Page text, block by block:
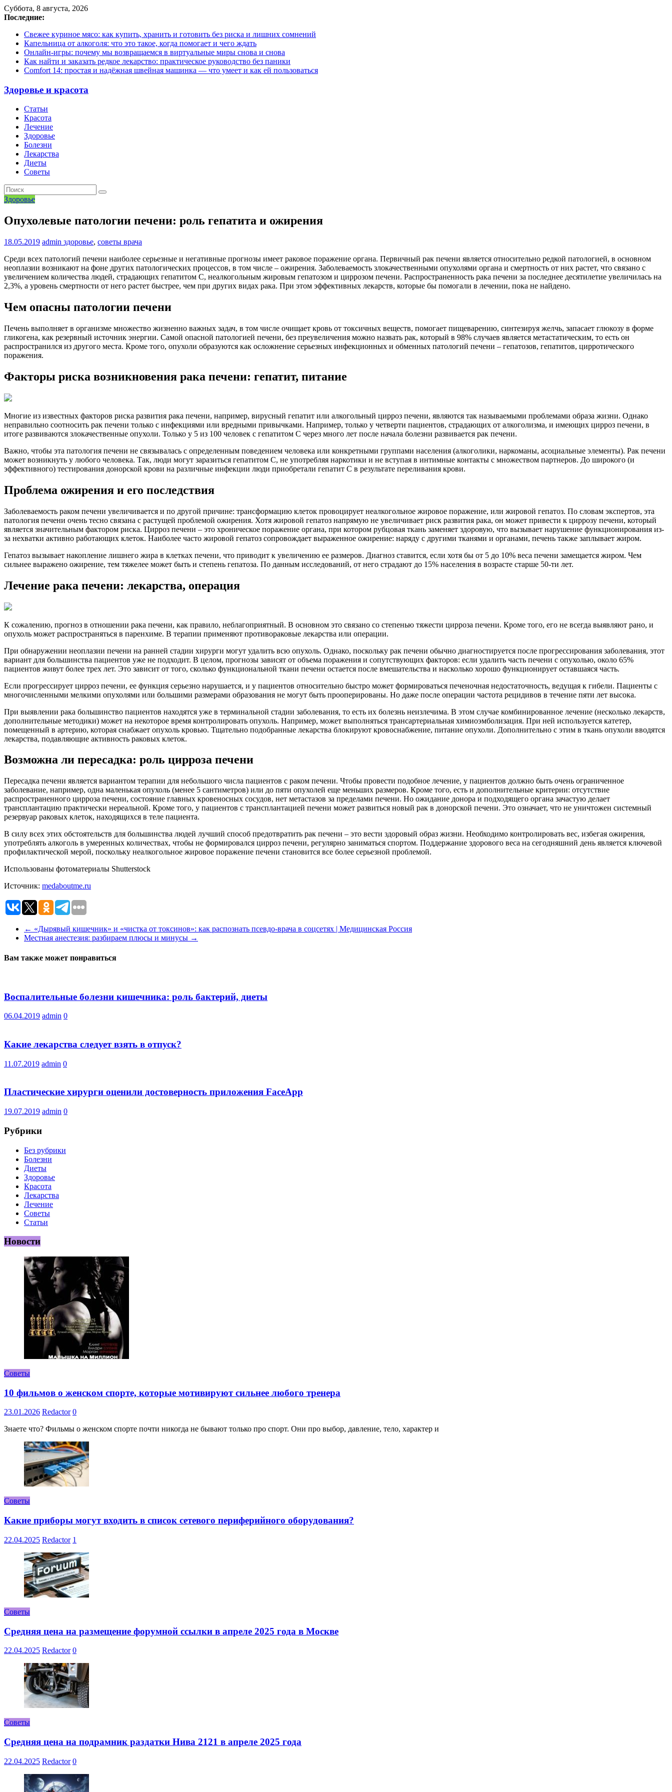
Суббота, 8 августа, 2026
Последние:
Свежее куриное мясо: как купить, хранить и готовить без риска и лишних сомнений
Капельница от алкоголя: что это такое, когда помогает и чего ждать
Онлайн-игры: почему мы возвращаемся в виртуальные миры снова и снова
Как найти и заказать редкое лекарство: практическое руководство без паники
Comfort 14: простая и надёжная швейная машинка — что умеет и как ей пользоваться
Здоровье и красота
Статьи
Красота
Лечение
Здоровье
Болезни
Лекарства
Диеты
Советы
Здоровье
Опухолевые патологии печени: роль гепатита и ожирения
18.05.2019 admin здоровье, советы врача
Среди всех патологий печени наиболее серьезные и негативные прогнозы имеет раковое поражение органа. Первичный рак печени является относительно редкой патологией, в основном
неоплазии возникают на фоне других патологических процессов, в том числе – ожирения. Заболеваемость злокачественными опухолями органа и смертность от них растет, что связано с
увеличением количества людей, страдающих гепатитом С, неалкогольным жировым гепатозом и циррозом печени. Распространенность рака печени за последнее десятилетие увеличилась на
2,3%, а уровень смертности от него растет быстрее, чем при других видах рака. При этом эффективных лекарств, которые бы помогали в лечении, пока не найдено.
Чем опасны патологии печени
Печень выполняет в организме множество жизненно важных задач, в том числе очищает кровь от токсичных веществ, помогает пищеварению, синтезируя желчь, запасает глюкозу в форме
гликогена, как резервный источник энергии. Самой опасной патологией печени, без преувеличения можно назвать рак, который в 98% случаев является метастатическим, то есть он
распространился из другого места. Кроме того, опухоли образуются как осложнение серьезных инфекционных и обменных патологий печени – гепатозов, гепатитов, цирротического
поражения.
Факторы риска возникновения рака печени: гепатит, питание
Многие из известных факторов риска развития рака печени, например, вирусный гепатит или алкогольный цирроз печени, являются так называемыми проблемами образа жизни. Однако
неправильно соотносить рак печени только с инфекциями или вредными привычками. Например, только у четверти пациентов, страдающих от алкоголизма, и имеющих цирроз печени, в
итоге развиваются злокачественные опухоли. Только у 5 из 100 человек с гепатитом С через много лет после начала болезни развивается рак печени.
Важно, чтобы эта патология печени не связывалась с определенным поведением человека или конкретными группами населения (алкоголики, наркоманы, асоциальные элементы). Рак печени
может возникнуть у любого человека. Так, люди могут заразиться гепатитом С, не употребляя наркотики и не вступая в интимные контакты с множеством партнеров. До широкого (и
эффективного) тестирования донорской крови на различные инфекции люди приобретали гепатит С в результате переливания крови.
Проблема ожирения и его последствия
Заболеваемость раком печени увеличивается и по другой причине: трансформацию клеток провоцирует неалкогольное жировое поражение, или жировой гепатоз. По словам экспертов, эта
патология печени очень тесно связана с растущей проблемой ожирения. Хотя жировой гепатоз напрямую не увеличивает риск развития рака, он может привести к циррозу печени, который
является значительным фактором риска. Цирроз печени – это хроническое поражение органа, при котором рубцовая ткань заменяет здоровую, что вызывает нарушение функционирования из-
за нехватки активно работающих клеток. Наиболее часто жировой гепатоз сопровождает выраженное ожирение: наряду с другими тканями и органами, печень также заплывает жиром.
Гепатоз вызывает накопление лишнего жира в клетках печени, что приводит к увеличению ее размеров. Диагноз ставится, если хотя бы от 5 до 10% веса печени замещается жиром. Чем
сильнее выражено ожирение, тем тяжелее может быть и степень гепатоза. По данным исследований, от него страдают до 15% населения в возрасте старше 50-ти лет.
Лечение рака печени: лекарства, операция
К сожалению, прогноз в отношении рака печени, как правило, неблагоприятный. В основном это связано со степенью тяжести цирроза печени. Кроме того, его не всегда выявляют рано, и
опухоль может распространяться в паренхиме. В терапии применяют противораковые лекарства или операции.
При обнаружении неоплазии печени на ранней стадии хирурги могут удалить всю опухоль. Однако, поскольку рак печени обычно диагностируется после прогрессирования заболевания, этот
вариант для большинства пациентов уже не подходит. В целом, прогнозы зависят от объема поражения и сопутствующих факторов: если удалить часть печени с опухолью, около 65%
пациентов живут более трех лет. Это зависит от того, сколько функциональной ткани печени остается после вмешательства и насколько хорошо функционирует оставшаяся часть.
Если прогрессирует цирроз печени, ее функция серьезно нарушается, и у пациентов относительно быстро может формироваться печеночная недостаточность, ведущая к гибели. Пациенты с
многочисленными мелкими опухолями или большими размерами образования не могут быть прооперированы. Но даже после операции частота рецидивов в течение пяти лет высока.
При выявлении рака большинство пациентов находятся уже в терминальной стадии заболевания, то есть их болезнь неизлечима. В этом случае комбинированное лечение (несколько лекарств,
дополнительные методики) может на некоторое время контролировать опухоль. Например, может выполняться трансартериальная химиоэмболизация. При ней используется катетер,
помещенный в артерию, которая снабжает опухоль кровью. Тщательно подобранные лекарства блокируют кровоснабжение, питание опухоли. Дополнительно с этим в ткань опухоли вводятся
лекарства, подавляющие активность раковых клеток.
Возможна ли пересадка: роль цирроза печени
Пересадка печени является вариантом терапии для небольшого числа пациентов с раком печени. Чтобы провести подобное лечение, у пациентов должно быть очень ограниченное
заболевание, например, одна маленькая опухоль (менее 5 сантиметров) или до пяти опухолей еще меньших размеров. Кроме того, есть и дополнительные критерии: отсутствие
распространенного цирроза печени, состояние главных кровеносных сосудов, нет метастазов за пределами печени. Но ожидание донора и подходящего органа зачастую делает
трансплантацию практически нереальной. Кроме того, у пациентов с трансплантацией печени может развиться новый рак в донорской печени. Это означает, что не уничтожен системный
резервуар раковых клеток, находящихся в теле пациента.
В силу всех этих обстоятельств для большинства людей лучший способ предотвратить рак печени – это вести здоровый образ жизни. Необходимо контролировать вес, избегая ожирения,
употреблять алкоголь в умеренных количествах, чтобы не формировался цирроз печени, регулярно заниматься спортом. Поддержание здорового веса на сегодняшний день является ключевой
профилактической мерой, поскольку неалкогольное жировое поражение печени становится все более серьезной проблемой.
Использованы фотоматериалы Shutterstock
Источник: medaboutme.ru
← «Дырявый кишечник» и «чистка от токсинов»: как распознать псевдо-врача в соцсетях | Медицинская Россия
Местная анестезия: разбираем плюсы и минусы →
Вам также может понравиться
Воспалительные болезни кишечника: роль бактерий, диеты
06.04.2019 admin 0
Какие лекарства следует взять в отпуск?
11.07.2019 admin 0
Пластические хирурги оценили достоверность приложения FaceApp
19.07.2019 admin 0
Рубрики
Без рубрики
Болезни
Диеты
Здоровье
Красота
Лекарства
Лечение
Советы
Статьи
Новости
Советы
10 фильмов о женском спорте, которые мотивируют сильнее любого тренера
23.01.2026 Redactor 0
Знаете что? Фильмы о женском спорте почти никогда не бывают только про спорт. Они про выбор, давление, тело, характер и
Советы
Какие приборы могут входить в список сетевого периферийного оборудования?
22.04.2025 Redactor 1
Советы
Средняя цена на размещение форумной ссылки в апреле 2025 года в Москве
22.04.2025 Redactor 0
Советы
Средняя цена на подрамник раздатки Нива 2121 в апреле 2025 года
22.04.2025 Redactor 0